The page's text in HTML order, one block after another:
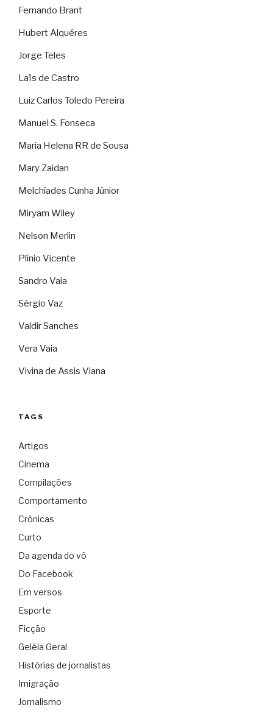
Fernando Brant
Hubert Alquéres
Jorge Teles
Laïs de Castro
Luiz Carlos Toledo Pereira
Manuel S. Fonseca
Maria Helena RR de Sousa
Mary Zaidan
Melchíades Cunha Júnior
Miryam Wiley
Nelson Merlin
Plínio Vicente
Sandro Vaia
Sérgio Vaz
Valdir Sanches
Vera Vaia
Vivina de Assis Viana
TAGS
Artigos
Cinema
Compilações
Comportamento
Crônicas
Curto
Da agenda do vô
Do Facebook
Em versos
Esporte
Ficção
Geléia Geral
Histórias de jornalistas
Imigração
Jornalismo